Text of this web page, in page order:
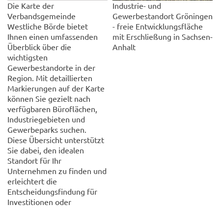
Die Karte der
Verbandsgemeinde
Westliche Börde bietet
Ihnen einen umfassenden
Überblick über die
wichtigsten
Gewerbestandorte in der
Region. Mit detaillierten
Markierungen auf der Karte
können Sie gezielt nach
verfügbaren Büroflächen,
Industriegebieten und
Gewerbeparks suchen.
Diese Übersicht unterstützt
Sie dabei, den idealen
Standort für Ihr
Unternehmen zu finden und
erleichtert die
Entscheidungsfindung für
Investitionen oder
Industrie- und
Gewerbestandort Gröningen
- freie Entwicklungsfläche
mit Erschließung in Sachsen-
Anhalt